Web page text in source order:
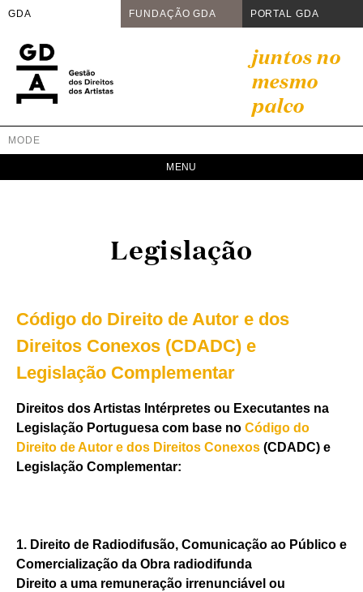
GDA FUNDAÇÃO GDA PORTAL GDA
content
juntos no
mesmo
palco
GDA
Juntos no mesmo palco
MODE
Legislação
Código do Direito de Autor e dos
Direitos Conexos (CDADC) e
Legislação Complementar
Direitos dos Artistas Intérpretes ou Executantes na
Legislação Portuguesa com base no Código do
Direito de Autor e dos Direitos Conexos (CDADC) e
Legislação Complementar:
1. Direito de Radiodifusão, Comunicação ao Público e
Comercialização da Obra radiodifunda
Direito a uma remuneração irrenunciável ou